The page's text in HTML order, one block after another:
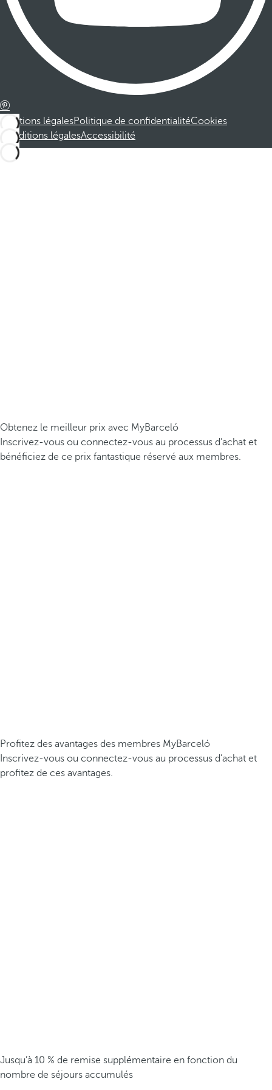
Mentions légalesPolitique de confidentialitéCookies
Conditions légalesAccessibilité
Obtenez le meilleur prix avec MyBarceló
Inscrivez-vous ou connectez-vous au processus d’achat et
bénéficiez de ce prix fantastique réservé aux membres.
Profitez des avantages des membres MyBarceló
Inscrivez-vous ou connectez-vous au processus d’achat et
profitez de ces avantages.
Jusqu’à 10 % de remise supplémentaire en fonction du
nombre de séjours accumulés